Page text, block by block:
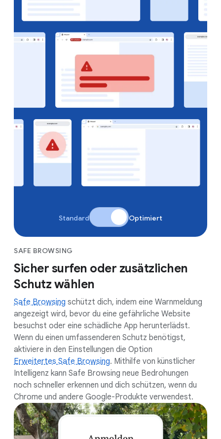
SAFE BROWSING
Sicher surfen oder zusätzlichen
Schutz wählen
Safe Browsing schützt dich, indem eine Warnmeldung
angezeigt wird, bevor du eine gefährliche Website
besuchst oder eine schädliche App herunterlädst.
Wenn du einen umfassenderen Schutz benötigst,
aktiviere in den Einstellungen die Option
Erweitertes Safe Browsing. Mithilfe von künstlicher
Intelligenz kann Safe Browsing neue Bedrohungen
noch schneller erkennen und dich schützen, wenn du
Chrome und andere Google-Produkte verwendest.
Standard Optimiert